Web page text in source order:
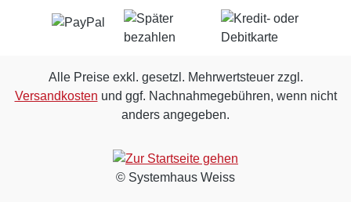
Alle Preise exkl. gesetzl. Mehrwertsteuer zzgl.
Versandkosten und ggf. Nachnahmegebühren, wenn nicht
anders angegeben.
© Systemhaus Weiss